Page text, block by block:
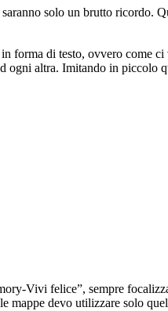
solo un brutto ricordo.
forma di testo, ovvero come ci
ogni altra. Imitando in piccolo
Vivi felice”, sempre
mappe devo utilizzare solo